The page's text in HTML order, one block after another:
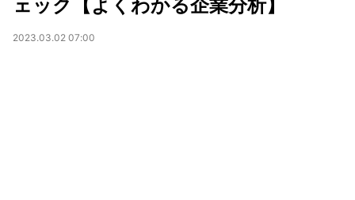
ェック【よくわかる企業分析】
2023.03.02 07:00